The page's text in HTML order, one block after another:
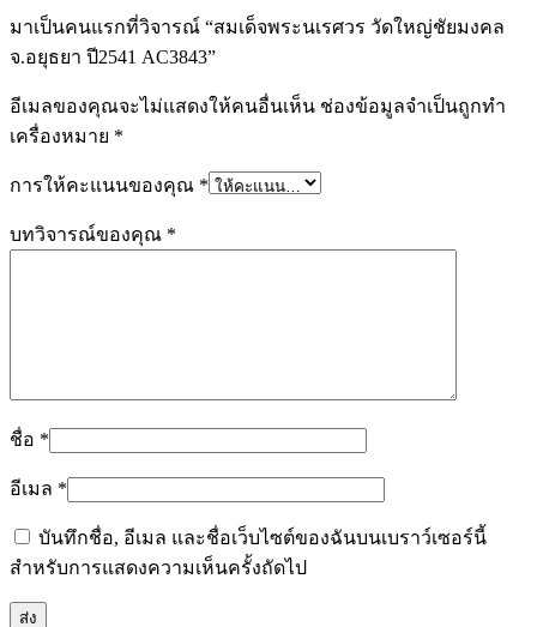
มาเป็นคนแรกที่วิจารณ์ “สมเด็จพระนเรศวร วัดใหญ่ชัยมงคล
จ.อยุธยา ปี2541 AC3843”
อีเมลของคุณจะไม่แสดงให้คนอื่นเห็น ช่องข้อมูลจำเป็นถูกทำ
เครื่องหมาย *
การให้คะแนนของคุณ *
บทวิจารณ์ของคุณ *
ชื่อ *
อีเมล *
บันทึกชื่อ, อีเมล และชื่อเว็บไซต์ของฉันบนเบราว์เซอร์นี้
สำหรับการแสดงความเห็นครั้งถัดไป